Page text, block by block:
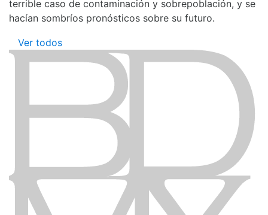
terrible caso de contaminación y sobrepoblación, y se
hacían sombríos pronósticos sobre su futuro.
Ver todos